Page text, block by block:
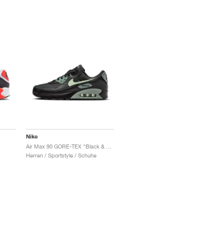
Nike
Herren / Sportstyle / Schuhe